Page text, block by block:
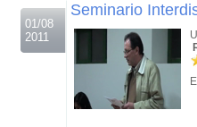
01/08
2011
Seminario